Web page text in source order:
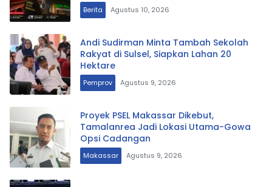
Berita Agustus 10, 2026
Andi Sudirman Minta Tambah Sekolah
Rakyat di Sulsel, Siapkan Lahan 20
Hektare
Pemprov Agustus 9, 2026
Proyek PSEL Makassar Dikebut,
Tamalanrea Jadi Lokasi Utama-Gowa
Opsi Cadangan
Makassar Agustus 9, 2026